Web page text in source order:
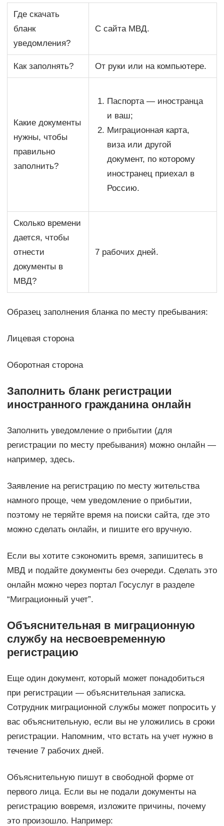
Где скачать
бланк
уведомления?
С сайта МВД.
Как заполнять? От руки или на компьютере.
Какие документы
нужны, чтобы
правильно
заполнить?
Паспорта — иностранца
и ваш;
Миграционная карта,
виза или другой
документ, по которому
иностранец приехал в
Россию.
Сколько времени
дается, чтобы
отнести
документы в
МВД?
7 рабочих дней.
Образец заполнения бланка по месту пребывания:
Лицевая сторона
Оборотная сторона
Заполнить бланк регистрации
иностранного гражданина онлайн
Заполнить уведомление о прибытии (для
регистрации по месту пребывания) можно онлайн —
например, здесь.
Заявление на регистрацию по месту жительства
намного проще, чем уведомление о прибытии,
поэтому не теряйте время на поиски сайта, где это
можно сделать онлайн, и пишите его вручную.
Если вы хотите сэкономить время, запишитесь в
МВД и подайте документы без очереди. Сделать это
онлайн можно через портал Госуслуг в разделе
“Миграционный учет”.
Объяснительная в миграционную
службу на несвоевременную
регистрацию
Еще один документ, который может понадобиться
при регистрации — объяснительная записка.
Сотрудник миграционной службы может попросить у
вас объяснительную, если вы не уложились в сроки
регистрации. Напомним, что встать на учет нужно в
течение 7 рабочих дней.
Объяснительную пишут в свободной форме от
первого лица. Если вы не подали документы на
регистрацию вовремя, изложите причины, почему
это произошло. Например: